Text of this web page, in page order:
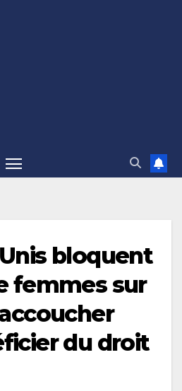
bloquent
femmes sur
du droit